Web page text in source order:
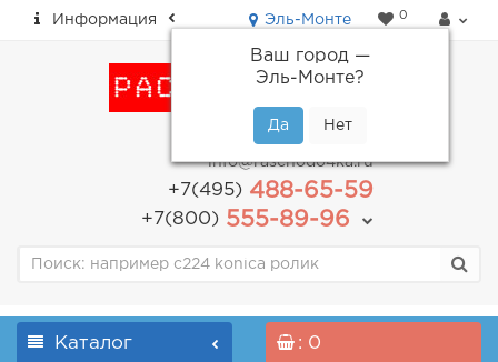
Информация Эль-Монте
Ваш город —
Эль-Монте?
0
пн-пт: с 9.00 до 18.00
info@raschodo4ka.ru
+7(495)488-65-59
+7(800)555-89-96
Каталог : 0